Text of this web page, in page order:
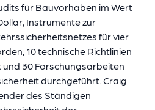
für Bauvorhaben im Wert
Instrumente zur
für vier
10 technische Richtlinien
und 30 Forschungsarbeiten
durchgeführt. Craig
des Ständigen